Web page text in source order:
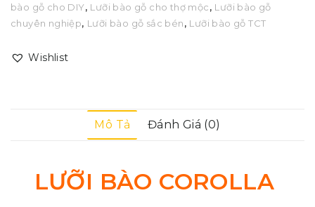
bào gỗ cho DIY, Lưỡi bào gỗ cho thợ mộc, Lưỡi bào gỗ
chuyên nghiệp, Lưỡi bào gỗ sắc bén, Lưỡi bào gỗ TCT
Wishlist
Mô Tả Đánh Giá (0)
LƯỠI BÀO COROLLA